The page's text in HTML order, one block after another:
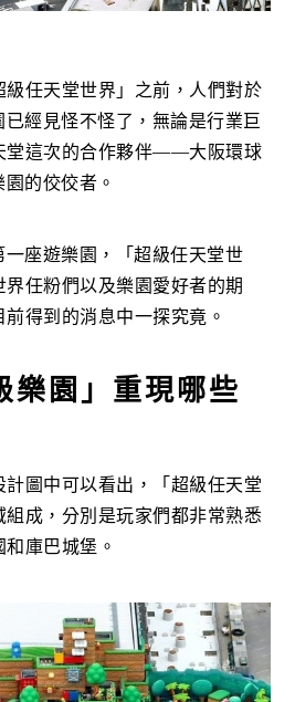
任天堂世界」之前，人們對於
經見怪不怪了，無論是行業巨
堂這次的合作夥伴——大阪環球
的佼佼者。
座遊樂園，「超級任天堂世
任粉們以及樂園愛好者的期
得到的消息中一探究竟。
樂園」重現哪些
圖中可以看出，「超級任天堂
成，分別是玩家們都非常熟悉
庫巴城堡。